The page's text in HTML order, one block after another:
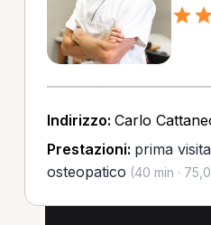
Indirizzo: Carlo
Prestazioni: prima
osteopatico (40 min ·